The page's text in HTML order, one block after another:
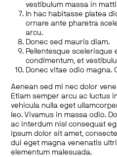
vestibulum massa in
In hac habitasse platea
ornare ante pharetra
arcu.
Donec sed mauris diam.
Pellentesque scelerisque
condimentum, et
Donec vitae odio magna.
Aenean sed mi nec dolor
Etiam semper arcu ac luctus
vehicula nulla eget
leo. Vivamus in massa odio.
ac interdum nisl consequat
ipsum dolor sit amet,
dui eget magna venenatis
elementum malesuada.